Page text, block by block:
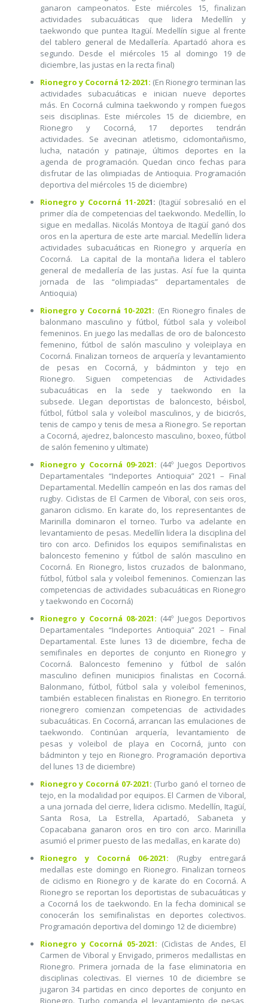
ganaron campeonatos. Este miércoles 15, finalizan
actividades subacuáticas que lidera Medellín y
taekwondo que puntea Itagüí. Medellín sigue al frente
del tablero general de Medallería. Apartadó ahora es
segundo. Desde el miércoles 15 al domingo 19 de
diciembre, las justas en la recta final)
Rionegro y Cocorná 12-2021: (En Rionegro terminan las
actividades subacuáticas e inician nueve deportes
más. En Cocorná culmina taekwondo y rompen fuegos
seis disciplinas. Este miércoles 15 de diciembre, en
Rionegro y Cocorná, 17 deportes tendrán
actividades. Se avecinan atletismo, ciclomontañismo,
lucha, natación y patinaje, últimos deportes en la
agenda de programación. Quedan cinco fechas para
disfrutar de las olimpiadas de Antioquia. Programación
deportiva del miércoles 15 de diciembre)
Rionegro y Cocorná 11-2021: (Itagüí sobresalió en el
primer día de competencias del taekwondo. Medellín, lo
sigue en medallas. Nicolás Montoya de Itagüí ganó dos
oros en la apertura de este arte marcial. Medellín lidera
actividades subacuáticas en Rionegro y arquería en
Cocorná. La capital de la montaña lidera el tablero
general de medallería de las justas. Así fue la quinta
jornada de las “olimpiadas” departamentales de
Antioquia)
Rionegro y Cocorná 10-2021: (En Rionegro finales de
balonmano masculino y fútbol, fútbol sala y voleibol
femeninos. En juego las medallas de oro de baloncesto
femenino, fútbol de salón masculino y voleiplaya en
Cocorná. Finalizan torneos de arquería y levantamiento
de pesas en Cocorná, y bádminton y tejo en
Rionegro. Siguen competencias de Actividades
subacuáticas en la sede y taekwondo en la
subsede. Llegan deportistas de baloncesto, béisbol,
fútbol, fútbol sala y voleibol masculinos, y de bicicrós,
tenis de campo y tenis de mesa a Rionegro. Se reportan
a Cocorná, ajedrez, baloncesto masculino, boxeo, fútbol
de salón femenino y ultimate)
Rionegro y Cocorná 09-2021: (44º Juegos Deportivos
Departamentales “Indeportes Antioquia” 2021 – Final
Departamental. Medellín campeón en las dos ramas del
rugby. Ciclistas de El Carmen de Viboral, con seis oros,
ganaron ciclismo. En karate do, los representantes de
Marinilla dominaron el torneo. Turbo va adelante en
levantamiento de pesas. Medellín lidera la disciplina del
tiro con arco. Definidos los equipos semifinalistas en
baloncesto femenino y fútbol de salón masculino en
Cocorná. En Rionegro, listos cruzados de balonmano,
fútbol, fútbol sala y voleibol femeninos. Comienzan las
competencias de actividades subacuáticas en Rionegro
y taekwondo en Cocorná)
Rionegro y Cocorná 08-2021: (44º Juegos Deportivos
Departamentales “Indeportes Antioquia” 2021 – Final
Departamental. Este lunes 13 de diciembre, fecha de
semifinales en deportes de conjunto en Rionegro y
Cocorná. Baloncesto femenino y fútbol de salón
masculino definen municipios finalistas en Cocorná.
Balonmano, fútbol, fútbol sala y voleibol femeninos,
también establecen finalistas en Rionegro. En territorio
rionegrero comienzan competencias de actividades
subacuáticas. En Cocorná, arrancan las emulaciones de
taekwondo. Continúan arquería, levantamiento de
pesas y voleibol de playa en Cocorná, junto con
bádminton y tejo en Rionegro. Programación deportiva
del lunes 13 de diciembre)
Rionegro y Cocorná 07-2021: (Turbo ganó el torneo de
tejo, en la modalidad por equipos. El Carmen de Viboral,
a una jornada del cierre, lidera ciclismo. Medellín, Itagüí,
Santa Rosa, La Estrella, Apartadó, Sabaneta y
Copacabana ganaron oros en tiro con arco. Marinilla
asumió el primer puesto de las medallas, en karate do)
Rionegro y Cocorná 06-2021: (Rugby entregará
medallas este domingo en Rionegro. Finalizan torneos
de ciclismo en Rionegro y de karate do en Cocorná. A
Rionegro se reportan los deportistas de subacuáticas y
a Cocorná los de taekwondo. En la fecha dominical se
conocerán los semifinalistas en deportes colectivos.
Programación deportiva del domingo 12 de diciembre)
Rionegro y Cocorná 05-2021: (Ciclistas de Andes, El
Carmen de Viboral y Envigado, primeros medallistas en
Rionegro. Primera jornada de la fase eliminatoria en
disciplinas colectivas. El viernes 10 de diciembre se
jugaron 34 partidas en cinco deportes de conjunto en
Rionegro. Turbo comanda el levantamiento de pesas,